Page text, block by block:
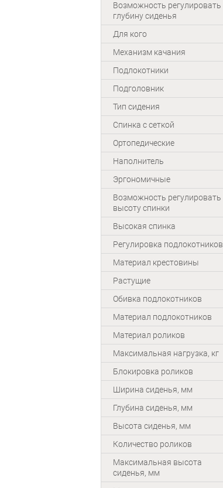
Возможность регулировать
глубину сиденья
Для кого
Механизм качания
Подлокотники
Подголовник
Тип сидения
Спинка с сеткой
Ортопедические
Наполнитель
Эргономичные
Возможность регулировать
высоту спинки
Высокая спинка
Регулировка подлокотников
Материал крестовины
Растущие
Обивка подлокотников
Материал подлокотников
Материал роликов
Максимальная нагрузка, кг
Блокировка роликов
Ширина сиденья, мм
Глубина сиденья, мм
Высота сиденья, мм
Количество роликов
Максимальная высота
сиденья, мм